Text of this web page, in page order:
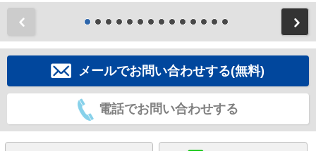
メールでお問い合わせする(無料)
電話でお問い合わせする